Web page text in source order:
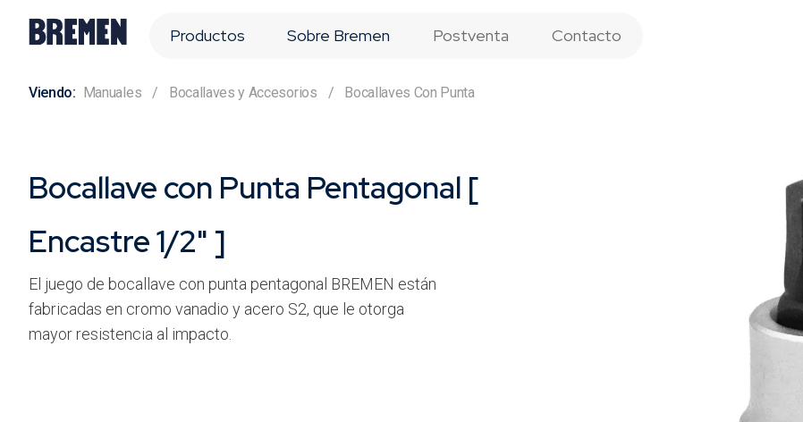
Productos Sobre Bremen Postventa Contacto
Manuales Bocallaves y Accesorios Bocallaves Con Punta
Bocallave con Punta Pentagonal [
Encastre 1/2" ]
El juego de bocallave con punta pentagonal BREMEN están
fabricadas en cromo vanadio y acero S2, que le otorga
mayor resistencia al impacto.